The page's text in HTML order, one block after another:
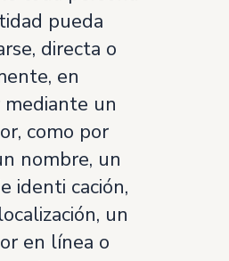
pueda
directa o
en
un
como por
nombre, un
identi cación,
un
en línea o